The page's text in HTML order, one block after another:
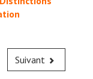
Suivant